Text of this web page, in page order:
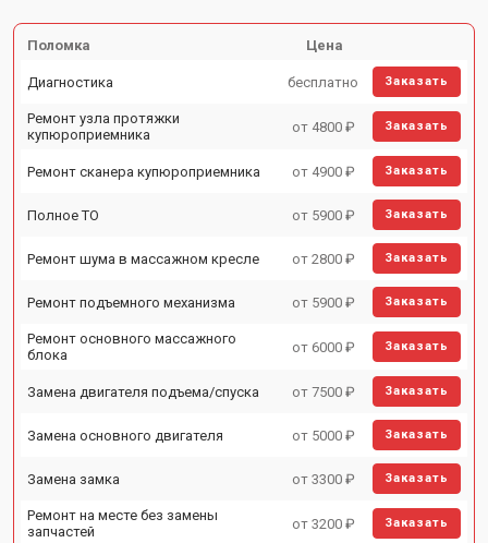
Поломка Цена
Диагностика бесплатно Заказать
Ремонт узла протяжки
купюроприемника
от 4800 ₽ Заказать
Ремонт сканера купюроприемника от 4900 ₽ Заказать
Полное ТО от 5900 ₽ Заказать
Ремонт шума в массажном кресле от 2800 ₽ Заказать
Ремонт подъемного механизма от 5900 ₽ Заказать
Ремонт основного массажного
блока
от 6000 ₽ Заказать
Замена двигателя подъема/спуска от 7500 ₽ Заказать
Замена основного двигателя от 5000 ₽ Заказать
Замена замка от 3300 ₽ Заказать
Ремонт на месте без замены
запчастей
от 3200 ₽ Заказать